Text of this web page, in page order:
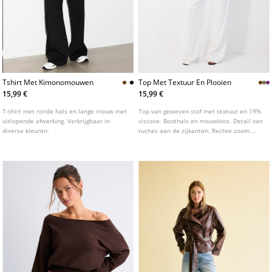
Tshirt Met Kimonomouwen
15,99 €
T-shirt met ronde hals en lange mouw met
uitlopende afwerking. Verkrijgbaar in
diverse kleuren.
Top Met Textuur En Plooien
15,99 €
Top van geweven stof met textuur en 19%
viscose. Boothals en mouwloos. Detail van
ruches aan de zijkanten. Rechte zoom.